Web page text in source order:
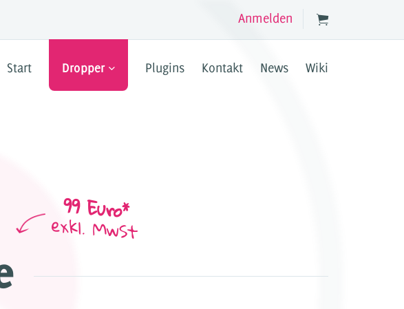
Anmelden
Start Dropper
Inhalte & Funktionen in deinen JTL Shop ein.
und templateunabhängig.
Plugins Kontakt News Wiki
99 Euro*
exkl. MwSt